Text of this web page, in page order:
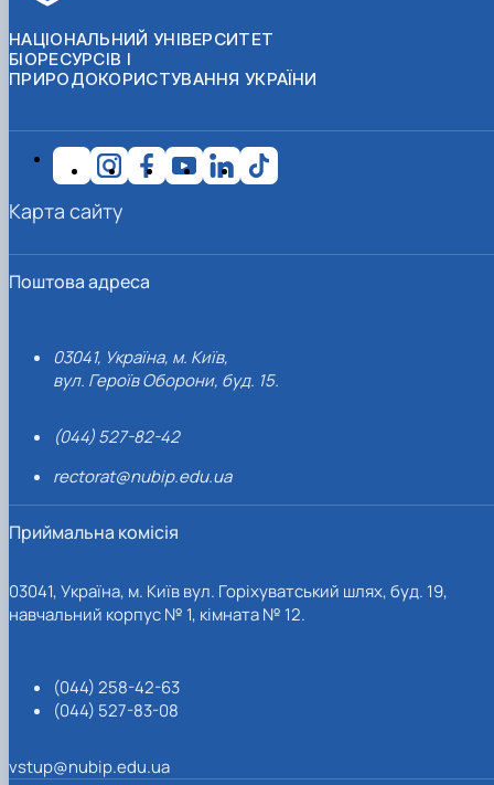
НАЦІОНАЛЬНИЙ УНІВЕРСИТЕТ
БІОРЕСУРСІВ І
ПРИРОДОКОРИСТУВАННЯ УКРАЇНИ
Поштова адреса
03041, Україна, м. Київ,
вул. Героїв Оборони, буд. 15.
(044) 527-82-42
rectorat@nubip.edu.ua
Приймальна комісія
03041, Україна, м. Київ вул. Горіхуватський шлях, буд. 19,
навчальний корпус № 1, кімната № 12.
(044) 258-42-63
(044) 527-83-08
vstup@nubip.edu.ua
Карта сайту